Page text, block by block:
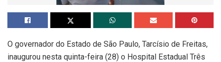
O governador do Estado de São Paulo, Tarcísio de Freitas,
inaugurou nesta quinta-feira (28) o Hospital Estadual Três